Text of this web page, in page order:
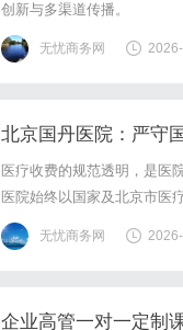
创新与多渠道传播。
无忧商务网
北京国丹医院：严守
医疗收费的规范透明，是医
医院始终以国家及北京市医
合规赢得患者信赖。医院坚
学个性化诊疗方案，在保障
无忧商务网
企业高管一对一定制